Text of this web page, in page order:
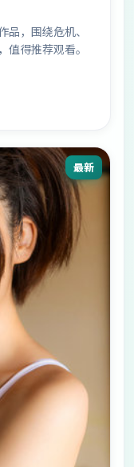
，围绕危机、
得推荐观看。
最新